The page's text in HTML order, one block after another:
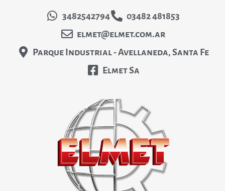
3482542794
03482 481853
elmet@elmet.com.ar
Parque Industrial - Avellaneda, Santa Fe
Elmet Sa